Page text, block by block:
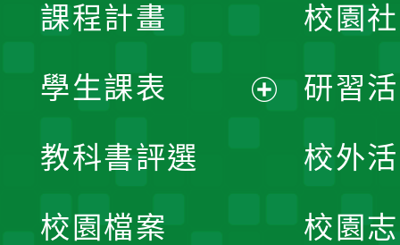
課程計畫
學生課表
教科書評選
校園檔案
校園
研習
校外
校園